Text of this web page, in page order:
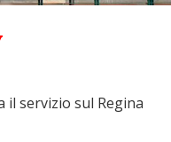
il servizio sul Regina